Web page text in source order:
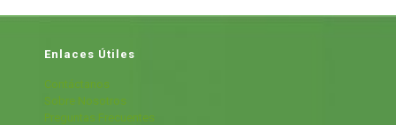
Enlaces Útiles
Contáctanos
Sobre Nosotros
Preguntas Frecuentes